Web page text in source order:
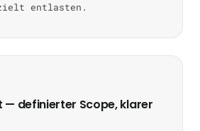
entlasten.
— definierter Scope, klarer